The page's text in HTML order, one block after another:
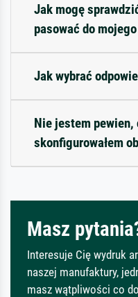
Jak mogę
pasować do
Jak wybrać
Nie jestem pewien,
skonfigurowałem
Masz
Interesuje Cię wydruk
naszej manufaktury,
masz wątpliwości co